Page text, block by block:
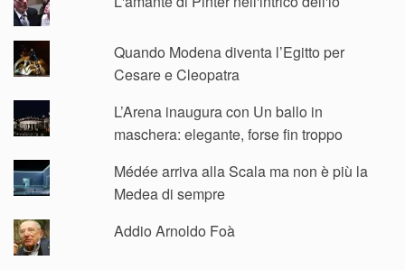
Quando Modena diventa l’Egitto per
Cesare e Cleopatra
L’Arena inaugura con Un ballo in
maschera: elegante, forse fin troppo
Médée arriva alla Scala ma non è più la
Medea di sempre
Addio Arnoldo Foà